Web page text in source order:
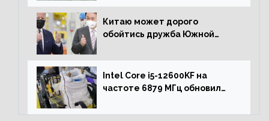
процессора Ryzen 7000 до 5.5
ГГц
Китаю может дорого
обойтись дружба Южной
Intel Core i5-12600KF на
частоте 6879 МГц обновил